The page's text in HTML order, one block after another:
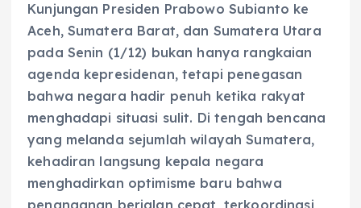
Kunjungan Presiden Prabowo Subianto ke
Aceh, Sumatera Barat, dan Sumatera Utara
pada Senin (1/12) bukan hanya rangkaian
agenda kepresidenan, tetapi penegasan
bahwa negara hadir penuh ketika rakyat
menghadapi situasi sulit. Di tengah bencana
yang melanda sejumlah wilayah Sumatera,
kehadiran langsung kepala negara
menghadirkan optimisme baru bahwa